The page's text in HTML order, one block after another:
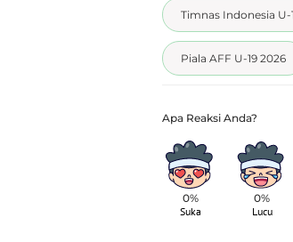
Timnas Indonesia U-
Piala AFF U-19 2026
0%
Suka
0%
Lucu